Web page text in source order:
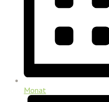
Monat